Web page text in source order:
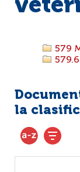
579
la